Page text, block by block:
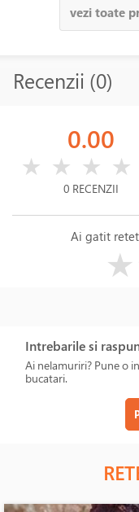
vezi toate
Recenzii (0)
0.00
★ ★ ★ ★
0 RECENZII
Ai gatit
★
Intrebarile si
Ai nelamuriri? Pune o
bucatari.